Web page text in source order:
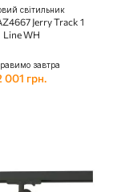
світильник
Jerry Track 1
Line WH
завтра
001 грн.